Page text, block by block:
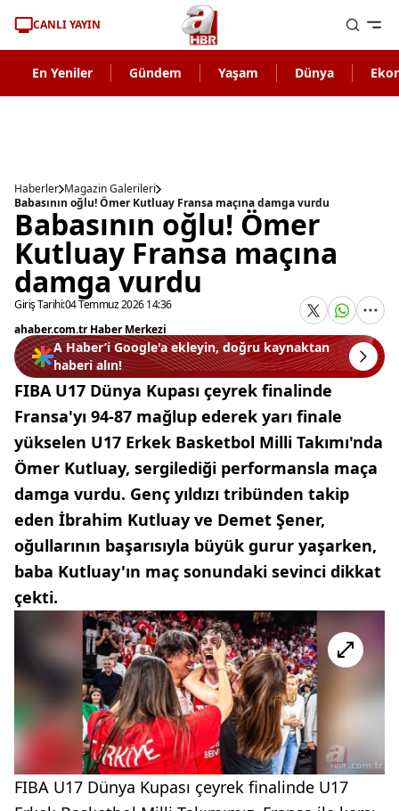
CANLI YAYIN
En Yeniler Gündem Yaşam Dünya
Haberler Magazin Galerileri
Babasının oğlu! Ömer Kutluay Fransa maçına damga vurdu
Babasının oğlu! Ömer
Kutluay Fransa maçına
damga vurdu
Giriş Tarihi:04 Temmuz 2026 14:36
ahaber.com.tr Haber Merkezi
A Haber’i Google'a ekleyin, doğru kaynaktan
haberi alın!
FIBA U17 Dünya Kupası çeyrek finalinde
Fransa'yı 94-87 mağlup ederek yarı finale
yükselen U17 Erkek Basketbol Milli Takımı'nda
Ömer Kutluay, sergilediği performansla maça
damga vurdu. Genç yıldızı tribünden takip
eden İbrahim Kutluay ve Demet Şener,
oğullarının başarısıyla büyük gurur yaşarken,
baba Kutluay'ın maç sonundaki sevinci dikkat
çekti.
FIBA U17 Dünya Kupası çeyrek finalinde U17